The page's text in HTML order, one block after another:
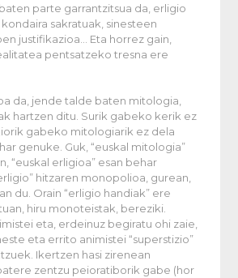
parte garrantzitsua da, erligio
sakratuak, sinesteen
justifikazioa… Eta horrez gain,
pentsatzeko tresna ere
da, jende talde baten mitologia,
hartzen ditu. Surik gabeko kerik ez
gabeko mitologiarik ez dela
genuke. Guk, “euskal mitologia”
“euskal erligioa” esan behar
hitzaren monopolioa, gurean,
du. Orain “erligio handiak” ere
hiru monoteistak, bereziki.
eta, erdeinuz begiratu ohi zaie,
eta errito animistei “superstizio”
Ikertzen hasi zirenean
zentzu peioratiborik gabe (hor